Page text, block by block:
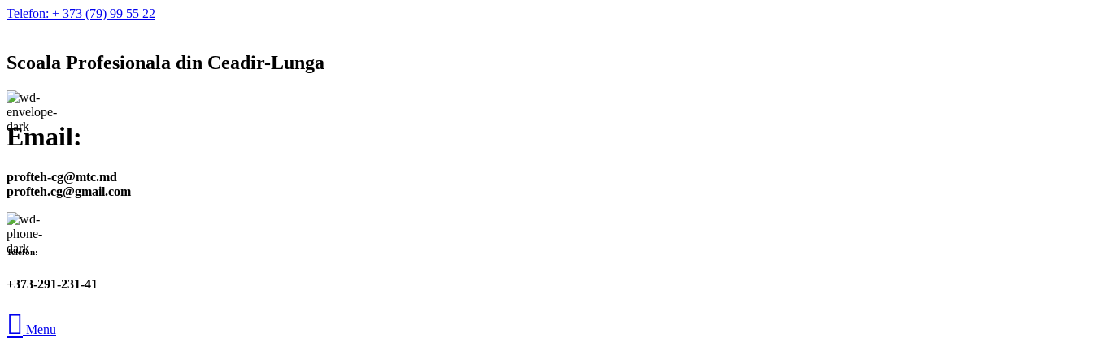
Telefon: + 373 (79) 99 55 22
Scoala Profesionala din Ceadir-Lunga
Email:
profteh-cg@mtc.md
profteh.cg@gmail.com
Telefon:
+373-291-231-41
Menu